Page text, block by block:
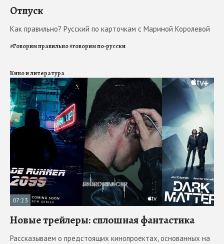
Отпуск
Как правильно? Русский по карточкам с Мариной Королевой
#Говорим правильно#говорим по-русски
Кино и литература
07:23
Новые трейлеры: сплошная фантастика
Рассказываем о предстоящих кинопроектах, основанных на